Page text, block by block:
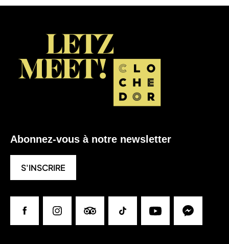
Abonnez-vous à notre newsletter
S'INSCRIRE
FacebookInstagramTripadvisorTiktok Youtube Messenger